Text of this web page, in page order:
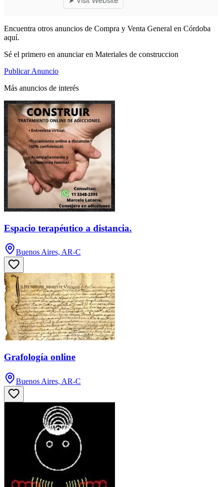
Encuentra otros anuncios de Compra y Venta General en Córdoba
aquí.
Sé el primero en anunciar en Materiales de construccion
Publicar Anuncio
Más anuncios de interés
Espacio terapéutico a distancia.
Buenos Aires, AR-C
Grafología online
Buenos Aires, AR-C